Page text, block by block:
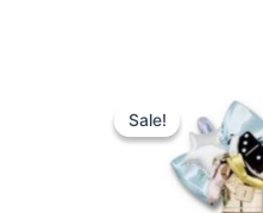
Sale!
Sale!
was:
835,00